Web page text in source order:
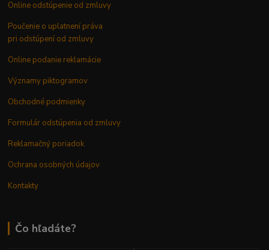
Online odstúpenie od zmluvy
Poučenie o uplatnení práva
pri odstúpení od zmluvy
Online podanie reklamácie
Významy piktogramov
Obchodné podmienky
Formulár odstúpenia od zmluvy
Reklamačný poriadok
Ochrana osobných údajov
Kontakty
Čo hľadáte?